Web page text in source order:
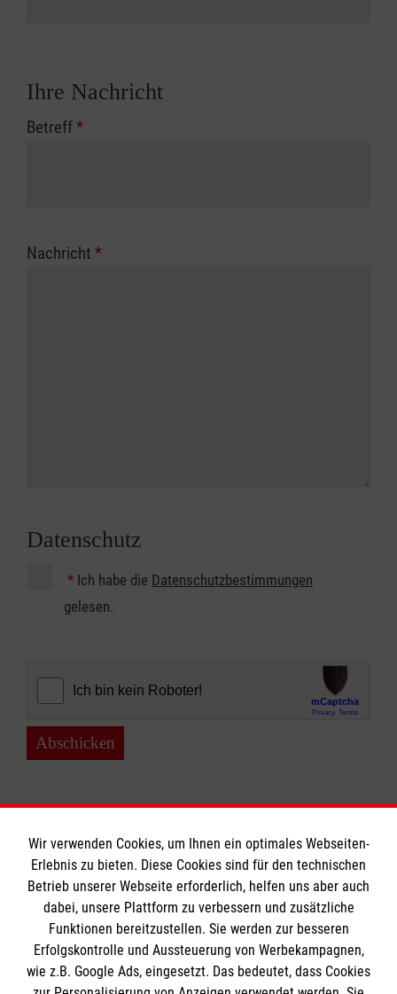
Ihre Nachricht
Betreff*
Nachricht *
Datenschutz
* Ich habe die Datenschutzbestimmungen
gelesen.
Abschicken
Informationen
Impressum
Datenschutz
Die Malteser
Wir verwenden Cookies, um Ihnen ein optimales Webseiten-
Erlebnis zu bieten. Diese Cookies sind für den technischen
Betrieb unserer Webseite erforderlich, helfen uns aber auch
dabei, unsere Plattform zu verbessern und zusätzliche
Funktionen bereitzustellen. Sie werden zur besseren
Erfolgskontrolle und Aussteuerung von Werbekampagnen,
wie z.B. Google Ads, eingesetzt. Das bedeutet, dass Cookies